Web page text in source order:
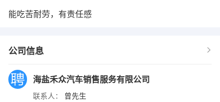
能吃苦耐劳，有责任感
公司信息
海盐禾众汽车销售服务有限公司
联系人： 曾先生